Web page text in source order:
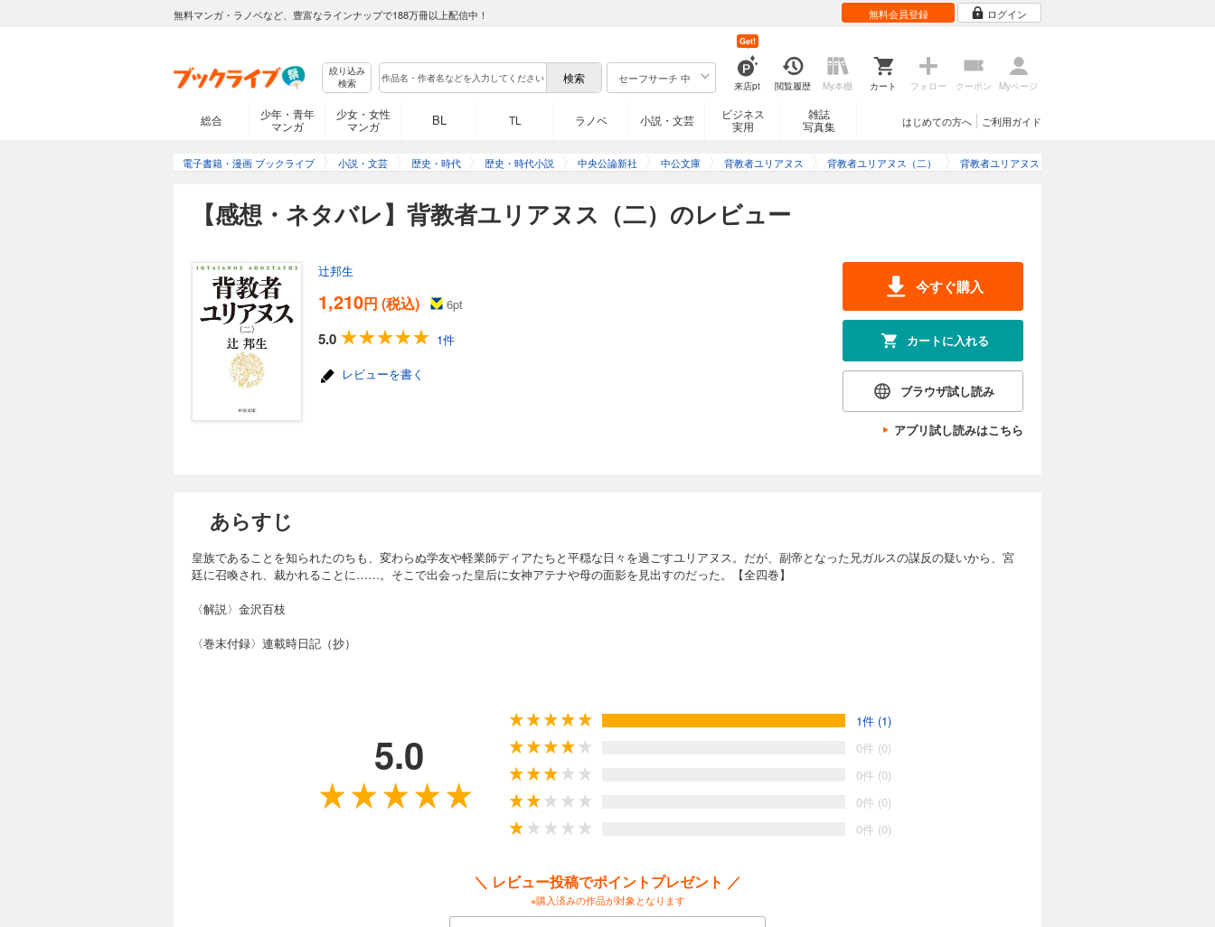
無料マンガ・ラノベなど、豊富なラインナップで188万冊以上配信中！ 無料会員登録 ログイン
絞り込み
検索
セーフサーチ 中
来店pt
Get!
閲覧履歴 My本棚 カート フォロー クーポン Myページ
総合
少年・青年
マンガ
少女・女性
マンガ
BL TL ラノベ 小説・文芸
ビジネス
実用
雑誌
写真集
ご利用ガイド
はじめての方へ
電子書籍・漫画 ブックライブ 小説・文芸 歴史・時代 歴史・時代小説 中央公論新社 中公文庫 背教者ユリアヌス 背教者ユリアヌス（二） 背教者ユリアヌス（二）のレビュー
【感想・ネタバレ】背教者ユリアヌス（二）のレビュー
辻邦生
1,210円 (税込) 6pt
5.0
1件
レビューを書く
今すぐ購入
カートに入れる
ブラウザ試し読み
アプリ試し読みはこちら
あらすじ
皇族であることを知られたのちも、変わらぬ学友や軽業師ディアたちと平穏な日々を過ごすユリアヌス。だが、副帝となった兄ガルスの謀反の疑いから、宮
廷に召喚され、裁かれることに……。そこで出会った皇后に女神アテナや母の面影を見出すのだった。【全四巻】
〈解説〉金沢百枝
〈巻末付録〉連載時日記（抄）
5.0
1件 (1)
0件 (0)
0件 (0)
0件 (0)
0件 (0)
＼ レビュー投稿でポイントプレゼント ／
※購入済みの作品が対象となります